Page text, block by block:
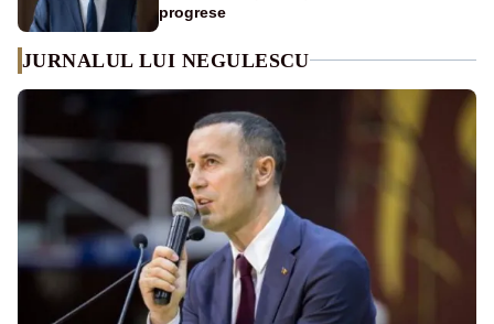
progrese
JURNALUL LUI NEGULESCU